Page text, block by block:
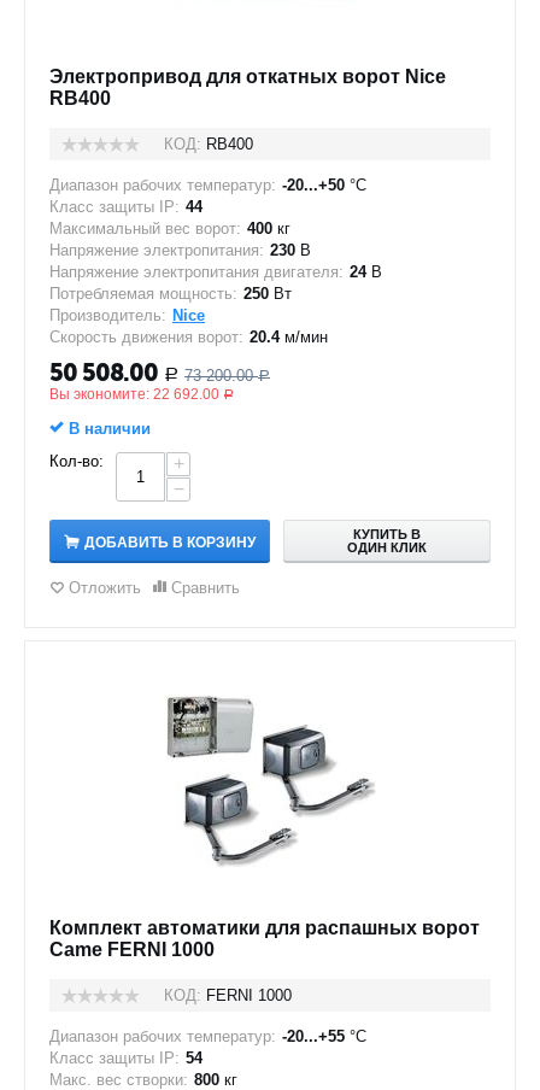
Электропривод для откатных ворот Nice
RB400
КОД: RB400
Диапазон рабочих температур: -20...+50 °C
Класс защиты IP: 44
Максимальный вес ворот: 400 кг
Напряжение электропитания: 230 В
Напряжение электропитания двигателя: 24В
Потребляемая мощность: 250 Вт
Производитель: Nice
Скорость движения ворот: 20.4м/мин
50 508.00 Р 73 200.00 Р
Вы экономите: 22 692.00 Р
В наличии
Кол-во:
+
−
ДОБАВИТЬ В КОРЗИНУ
КУПИТЬ В
ОДИН КЛИК
Отложить Сравнить
Комплект автоматики для распашных ворот
Came FERNI 1000
КОД: FERNI 1000
Диапазон рабочих температур: -20...+55 °C
Класс защиты IP: 54
Макс. вес створки: 800 кг